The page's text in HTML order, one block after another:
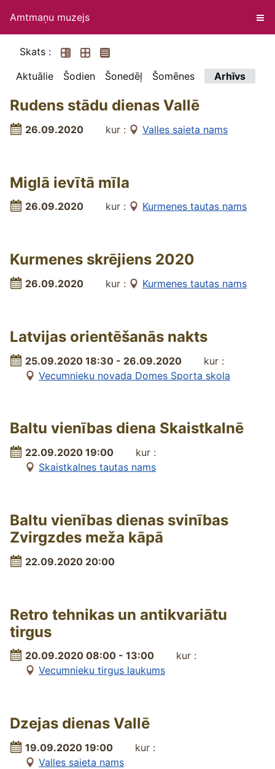
Amtmaņu muzejs
Skats :
Aktuālie
Šodien Šonedēļ Šomēnes Arhīvs
Rudens stādu dienas Vallē
26.09.2020 kur : Valles saieta nams
Miglā ievītā mīla
26.09.2020 kur : Kurmenes tautas nams
Kurmenes skrējiens 2020
26.09.2020 kur : Kurmenes tautas nams
Latvijas orientēšanās nakts
25.09.2020 18:30 - 26.09.2020
kur :
Vecumnieku novada Domes Sporta skola
Baltu vienības diena Skaistkalnē
22.09.2020 19:00
kur :
Skaistkalnes tautas nams
Baltu vienības dienas svinības
Zvirgzdes meža kāpā
22.09.2020 20:00
Retro tehnikas un antikvariātu
tirgus
20.09.2020 08:00 - 13:00
kur :
Vecumnieku tirgus laukums
Dzejas dienas Vallē
19.09.2020 19:00
kur :
Valles saieta nams